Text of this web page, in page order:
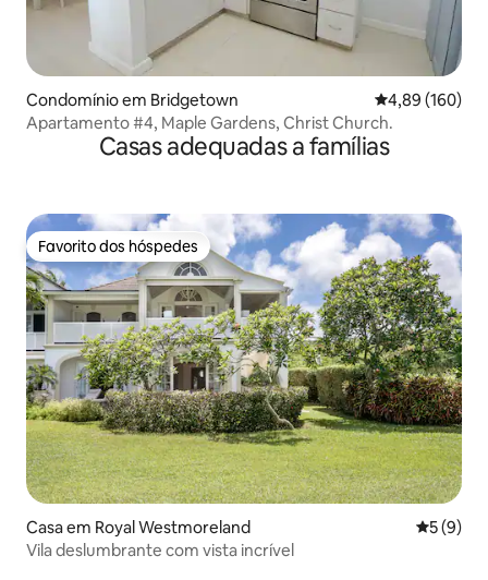
Condomínio em Bridgetown Classificação
4,89 (160)
Apartamento #4, Maple Gardens, Christ Church.
Casas adequadas a famílias
Favorito dos hóspedes
Favorito dos hóspedes
Casa em Royal Westmoreland
5 (9)
Vila deslumbrante com vista incrível